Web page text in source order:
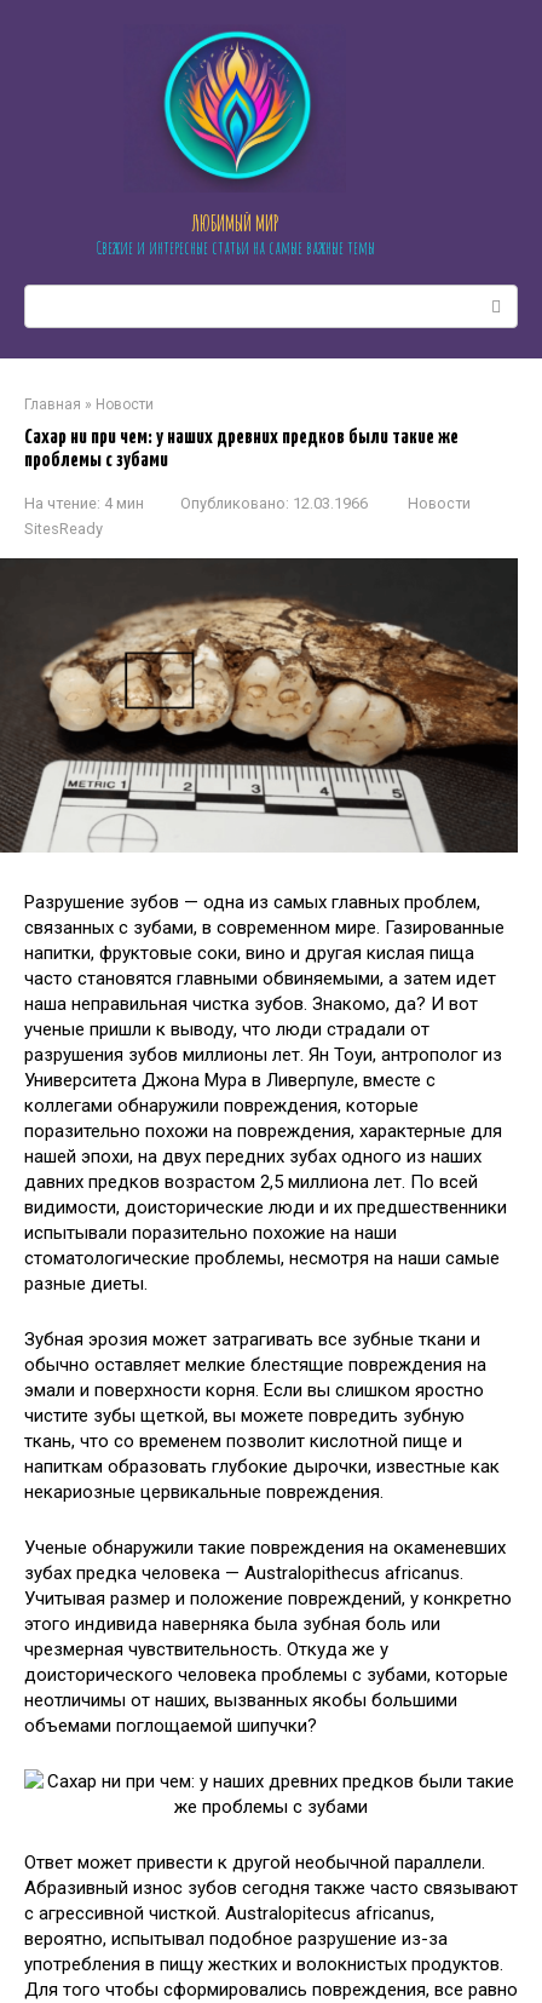
ЛЮБИМЫЙ МИР
Свежие и интересные статьи на самые важные темы
Главная » Новости
Сахар ни при чем: у наших древних предков были такие же
проблемы с зубами
На чтение: 4 мин Опубликовано: 12.03.1966
Новости
SitesReady
Разрушение зубов — одна из самых главных проблем,
связанных с зубами, в современном мире. Газированные
напитки, фруктовые соки, вино и другая кислая пища
часто становятся главными обвиняемыми, а затем идет
наша неправильная чистка зубов. Знакомо, да? И вот
ученые пришли к выводу, что люди страдали от
разрушения зубов миллионы лет. Ян Тоуи, антрополог из
Университета Джона Мура в Ливерпуле, вместе с
коллегами обнаружили повреждения, которые
поразительно похожи на повреждения, характерные для
нашей эпохи, на двух передних зубах одного из наших
давних предков возрастом 2,5 миллиона лет. По всей
видимости, доисторические люди и их предшественники
испытывали поразительно похожие на наши
стоматологические проблемы, несмотря на наши самые
разные диеты.
Зубная эрозия может затрагивать все зубные ткани и
обычно оставляет мелкие блестящие повреждения на
эмали и поверхности корня. Если вы слишком яростно
чистите зубы щеткой, вы можете повредить зубную
ткань, что со временем позволит кислотной пище и
напиткам образовать глубокие дырочки, известные как
некариозные цервикальные повреждения.
Ученые обнаружили такие повреждения на окаменевших
зубах предка человека — Australopithecus africanus.
Учитывая размер и положение повреждений, у конкретно
этого индивида наверняка была зубная боль или
чрезмерная чувствительность. Откуда же у
доисторического человека проблемы с зубами, которые
неотличимы от наших, вызванных якобы большими
объемами поглощаемой шипучки?
Ответ может привести к другой необычной параллели.
Абразивный износ зубов сегодня также часто связывают
с агрессивной чисткой. Australopitecus africanus,
вероятно, испытывал подобное разрушение из-за
употребления в пищу жестких и волокнистых продуктов.
Для того чтобы сформировались повреждения, все равно